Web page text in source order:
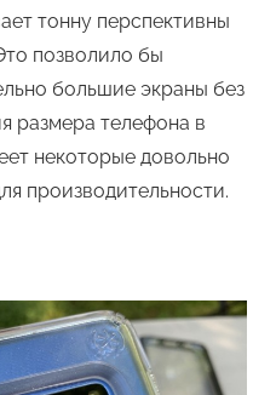
тонну перспективны
позволило бы
большие экраны без
размера телефона в
некоторые довольно
производительности.